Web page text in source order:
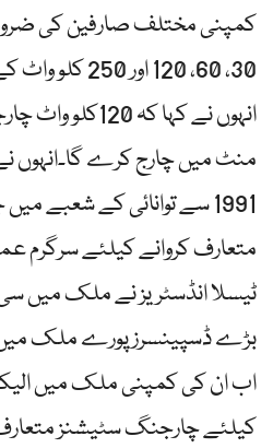
کمپنی مختلف صارفین کی
30، 60، 120
منٹ میں چارج کرے گا۔انہوں
1991 سے توانائی کے شعبے
متعارف کروانے کیلئے سرگرم
ٹیسلا انڈسٹریز نے ملک
بڑے ڈسپینسرز پورے ملک میں
اب ان کی کمپنی ملک میں
کیلئے چارجنگ سٹیشنز